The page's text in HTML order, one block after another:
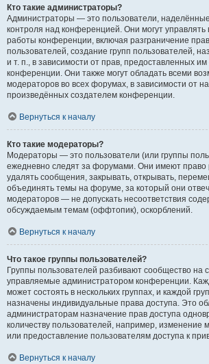
Кто такие администраторы?
Администраторы — это пользователи,
контроля над конференцией. Они могут управлять
работы конференции, включая разграничение
пользователей, создание групп пользователей,
и т. п., в зависимости от прав, предоставленных
конференции. Они также могут обладать всеми
модераторов во всех форумах, в зависимости от
произведённых создателем конференции.
Вернуться к началу
Кто такие модераторы?
Модераторы — это пользователи (или группы
ежедневно следят за форумами. Они имеют право
удалять сообщения, закрывать, открывать,
объединять темы на форуме, за который они
модераторов — не допускать несоответствия
обсуждаемым темам (оффтопик), оскорблений.
Вернуться к началу
Что такое группы пользователей?
Группы пользователей разбивают сообщество на
управляемые администратором конференции.
может состоять в нескольких группах, и каждой
назначены индивидуальные права доступа. Это
администраторам назначение прав доступа
количеству пользователей, например, изменение
или предоставление пользователям доступа к
Вернуться к началу